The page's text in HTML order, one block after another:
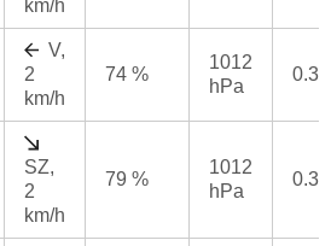
km/h
V,
2
km/h
74 %
1012
hPa
0.3
SZ,
2
km/h
79 %
1012
hPa
0.3